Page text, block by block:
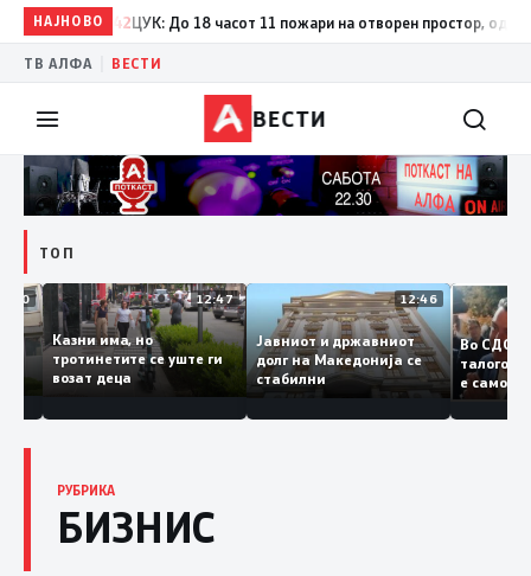
НАЈНОВО
17:42ЦУК: До 18 часот 11 пожари на отворен простор, од кои три
ТВ АЛФА ВЕСТИ
ВЕСТИ
ТОП
12:50
судии и
12:47
Казни има, но
тротинетите се уште ги
возат деца
12:46
Јавниот и државниот
долг на Македонија се
стабилни
Во
е
Заев
РУБРИКА
БИЗНИС